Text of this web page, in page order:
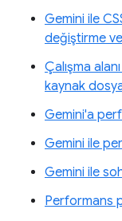
Gemini ile
değiştirme
Çalışma
kaynak
Gemini'a
Gemini ile
Gemini ile
Performans